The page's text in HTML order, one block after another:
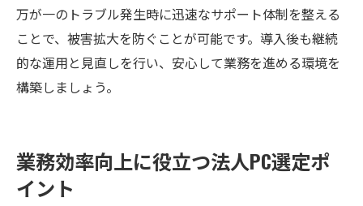
万が一のトラブル発生時に迅速なサポート体制を整える
ことで、被害拡大を防ぐことが可能です。導入後も継続
的な運用と見直しを行い、安心して業務を進める環境を
構築しましょう。
業務効率向上に役立つ法人PC選定ポ
イント